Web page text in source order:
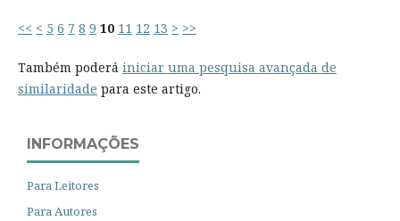
<< < 5 6 7 8 9 10 11 12 13 > >>
Também poderá iniciar uma pesquisa avançada de
similaridade para este artigo.
INFORMAÇÕES
Para Leitores
Para Autores